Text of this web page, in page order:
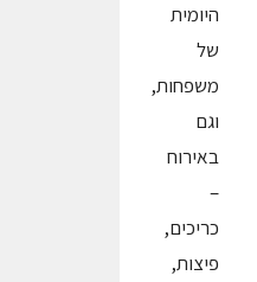
היומית
של
משפחות,
וגם
באירוח
–
כריכים,
פיצות,